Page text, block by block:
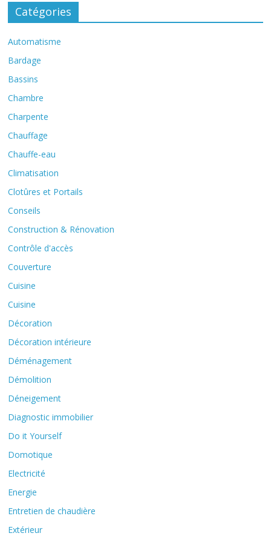
Catégories
Automatisme
Bardage
Bassins
Chambre
Charpente
Chauffage
Chauffe-eau
Climatisation
Clotûres et Portails
Conseils
Construction & Rénovation
Contrôle d'accès
Couverture
Cuisine
Cuisine
Décoration
Décoration intérieure
Déménagement
Démolition
Déneigement
Diagnostic immobilier
Do it Yourself
Domotique
Electricité
Energie
Entretien de chaudière
Extérieur